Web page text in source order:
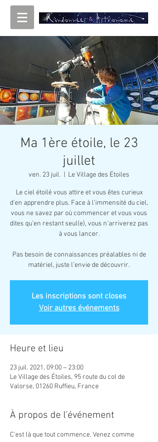
Ma 1ère étoile, le 23
juillet
ven. 23 juil. Le Village des Étoiles
Le ciel étoilé vous attire et vous êtes curieux
d’en apprendre plus. Face à l’immensité du ciel,
vous ne savez par où commencer et vous vous
dites qu’en restant seul(e), vous n’arriverez pas
à vous lancer.
Pas besoin de connaissances préalables ni de
matériel, juste l’envie de découvrir.
Les inscriptions sont closes
Voir autres événements
Heure et lieu
23 juil. 2021, 09:00 – 23:00
Le Village des Étoiles, 95 route du col de
Valorse, 01260 Ruffieu, France
À propos de l'événement
C’est là que tout commence. Venez comme